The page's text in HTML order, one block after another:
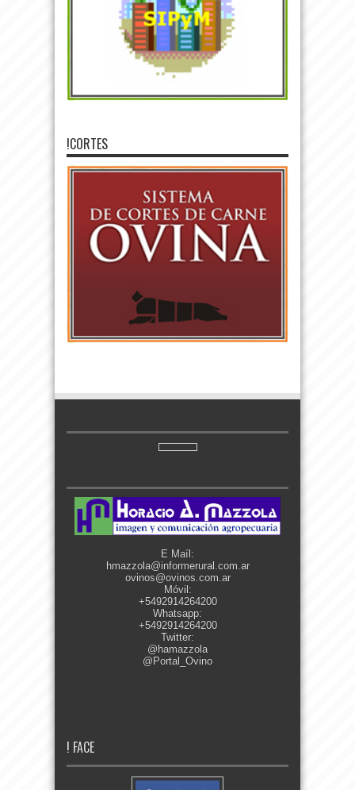
!CORTES
E Maíl:
hmazzola@informerural.com.ar
ovinos@ovinos.com.ar
Móvil:
+5492914264200
Whatsapp:
+5492914264200
Twitter:
@hamazzola
@Portal_Ovino
! FACE